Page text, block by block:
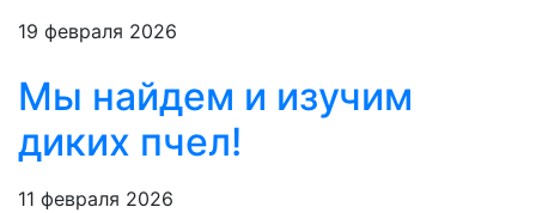
19 февраля 2026
Мы найдем и изучим
диких пчел!
11 февраля 2026